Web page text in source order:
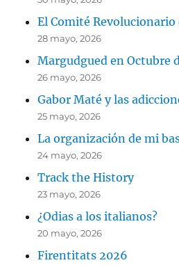
El Comité Revolucionario
28 mayo, 2026
Margudgued en Octubre
26 mayo, 2026
Gabor Maté y las
25 mayo, 2026
La organización de mi
24 mayo, 2026
Track the History
23 mayo, 2026
¿Odias a los italianos?
20 mayo, 2026
Firentitats 2026